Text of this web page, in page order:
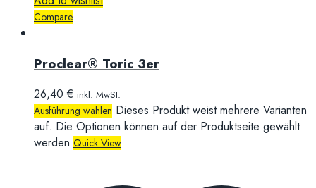
Compare
Proclear® Toric 3er
26,40€ inkl. MwSt.
Ausführung wählen Dieses Produkt weist mehrere Varianten
auf. Die Optionen können auf der Produktseite gewählt
werden Quick View